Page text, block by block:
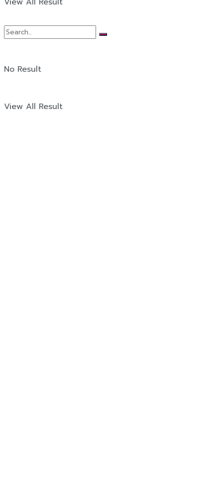
No Result
View All Result